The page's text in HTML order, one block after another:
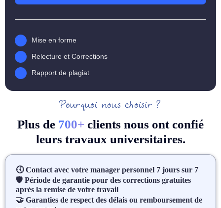
Mise en forme
Relecture et Corrections
Rapport de plagiat
Pourquoi nous choisir ?
Plus de 700+ clients nous ont confié
leurs travaux universitaires.
🕔 Contact avec votre manager personnel 7 jours sur 7
🛡 Période de garantie pour des corrections gratuites
après la remise de votre travail
🤝 Garanties de respect des délais ou remboursement de